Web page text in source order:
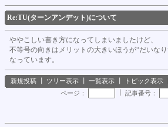
Re:TU(ターンアンデット)について
ややこしい書き方になってしまいましたけど、
不等号の向きはメリットの大きいほうが“だいなり
なっています。
新規投稿 ツリー表示 一覧表示 トピック表示
ページ： 記事番号：